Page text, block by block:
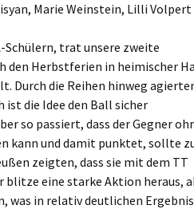
Marie Weinstein, Lilli Volpert
trat unsere zweite
den Herbstferien in heimischer
Durch die Reihen hinweg
ist die Idee den Ball sicher
so passiert, dass der Gegner
kann und damit punktet, sollte
zeigten, dass sie mit dem TT
blitze eine starke Aktion heraus,
was in relativ deutlichen